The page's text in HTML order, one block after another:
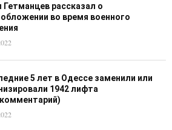
Гетманцев рассказал о
во время военного
5 лет в Одессе заменили или
1942 лифта